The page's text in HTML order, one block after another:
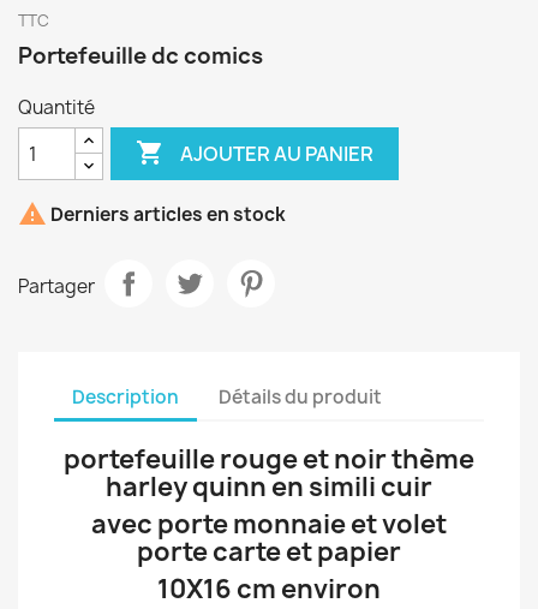
TTC
Portefeuille dc comics
Quantité
 AJOUTER AU PANIER
 Derniers articles en stock
Partager
Description Détails du produit
portefeuille rouge et noir thème
harley quinn en simili cuir
avec porte monnaie et volet
porte carte et papier
10X16 cm environ